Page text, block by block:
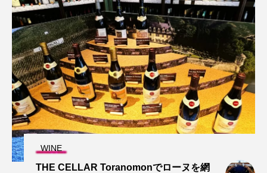
WINE
THE CELLAR Toranomonでローヌを網